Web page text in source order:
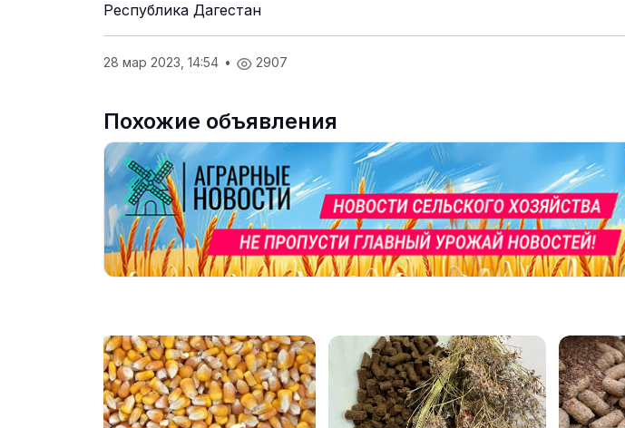
Республика Дагестан
28 мар 2023, 14:54 • 2907
Похожие объявления